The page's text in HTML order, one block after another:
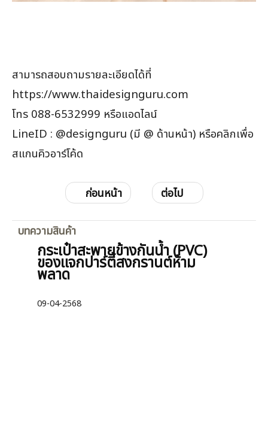
สามารถสอบถามรายละเอียดได้ที่
https://www.thaidesignguru.com
โทร 088-6532999 หรือแอดไลน์
LineID : @designguru (มี @ ด้านหน้า) หรือคลิกเพื่อ
สแกนคิวอาร์โค้ด
ก่อนหน้า ต่อไป
บทความสินค้า
กระเป๋าสะพายข้างกันน้ำ (PVC)
ของแจกปาร์ตี้สงกรานต์ห้าม
พลาด
09-04-2568